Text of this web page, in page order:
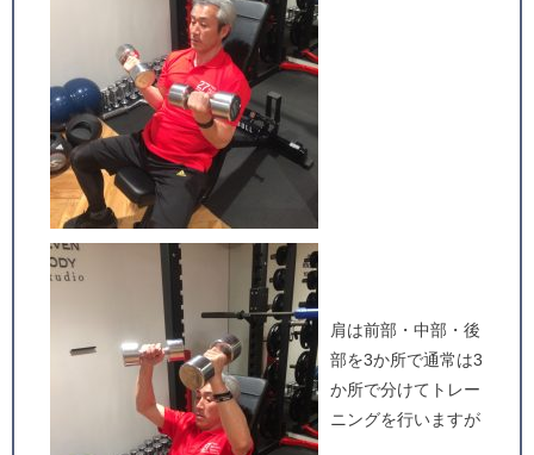
肩は前部・中部・後
部を3か所で通常は3
か所で分けてトレー
ニングを行いますが